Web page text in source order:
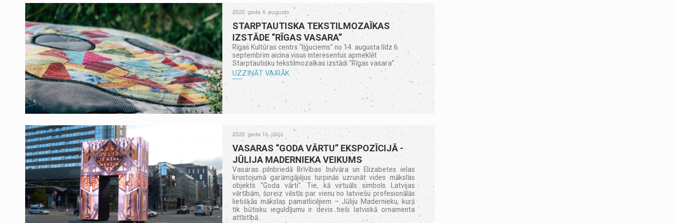
2020. gada 4. augusts
STARPTAUTISKA TEKSTILMOZAĪKAS
IZSTĀDE “RĪGAS VASARA”
Rīgas Kultūras centrs “Iļģuciems” no 14. augusta līdz 6.
septembrim aicina visus interesentus apmeklēt
Starptautisku tekstilmozaīkas izstādi “Rīgas vasara”.
UZZINĀT VAIRĀK
2020. gada 16. jūlijs
VASARAS “GODA VĀRTU” EKSPOZĪCIJĀ -
JŪLIJA MADERNIEKA VEIKUMS
Vasaras pilnbriedā Brīvības bulvāra un Elizabetes ielas
krustojumā garāmgājējus turpinās uzrunāt vides mākslas
objekts “Goda vārti”. Tie, kā virtuāls simbols Latvijas
vērtībām, šoreiz vēstīs par vienu no latviešu profesionālās
lietišķās mākslas pamatlicējiem – Jūliju Madernieku, kurš
tik būtisku ieguldījumu ir devis tieši latviskā ornamenta
attīstībā.